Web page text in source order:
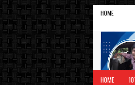
HOME
HOME